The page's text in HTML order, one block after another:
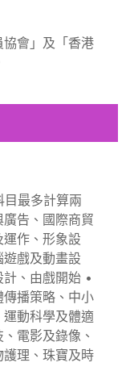
會」及「香港
目最多計算兩
告、國際商貿
作、形象設
戲及動畫設
、由戲開始 •
播策略、中小
動科學及體適
電影及錄像、
理、珠寶及時